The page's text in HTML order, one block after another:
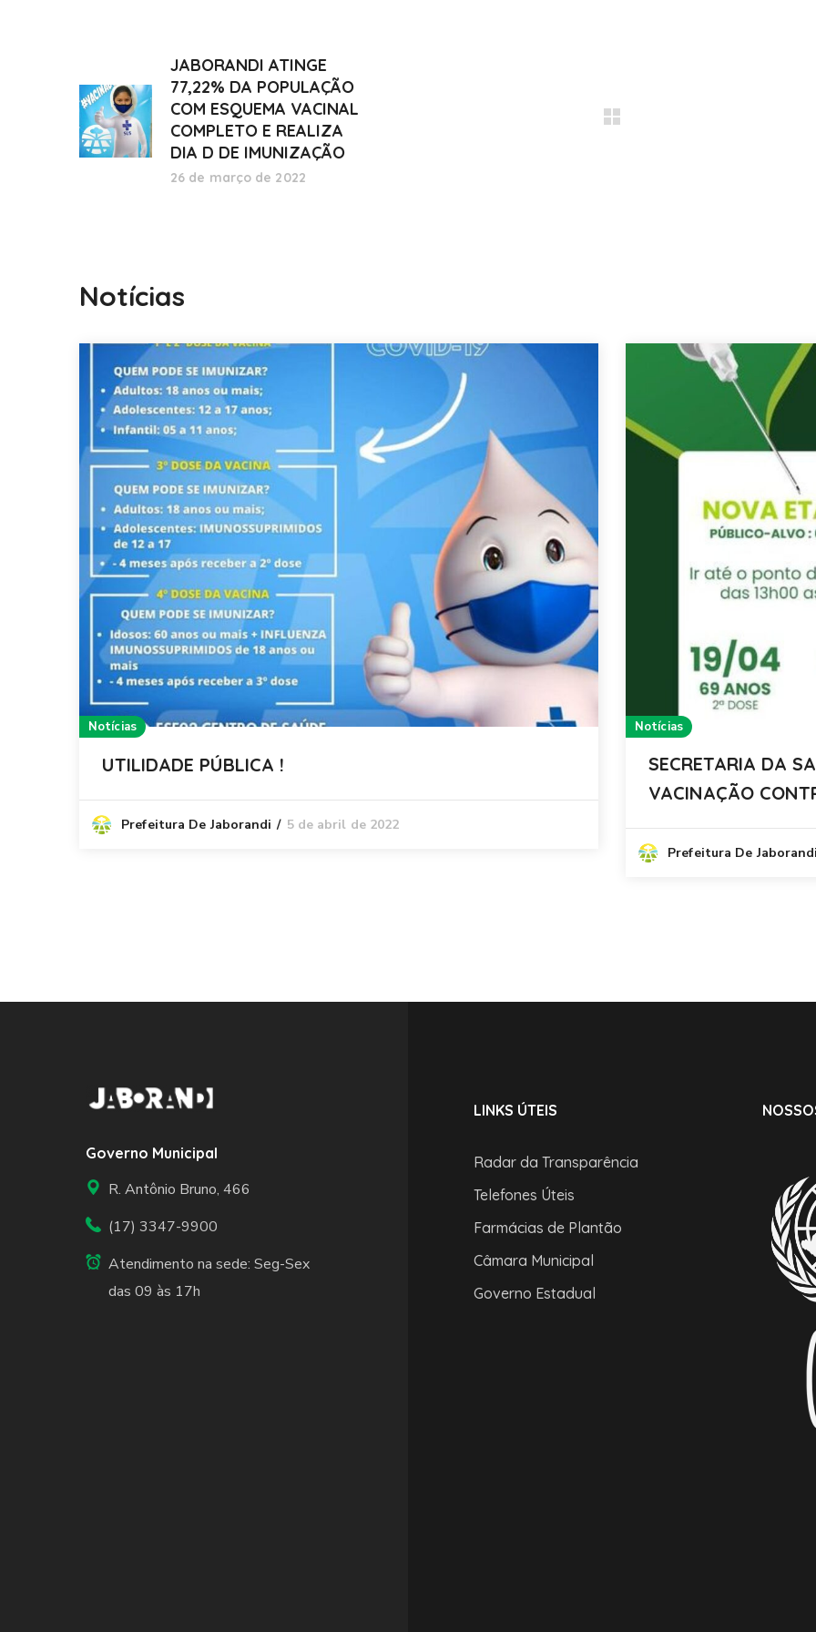
JABORANDI ATINGE
77,22% DA POPULAÇÃO
COM ESQUEMA VACINAL
COMPLETO E REALIZA
DIA D DE IMUNIZAÇÃO
26 de março de 2022
Notícias
Notícias
UTILIDADE PÚBLICA !
Prefeitura De Jaborandi 5 de abril de 2022
Notícias
SECRETARIA DA
VACINAÇÃO
Prefeitura De Jaborandi
Governo Municipal
R. Antônio Bruno, 466
(17) 3347-9900
Atendimento na sede: Seg-Sex
das 09 às 17h
LINKS ÚTEIS
Radar da Transparência
Telefones Úteis
Farmácias de Plantão
Câmara Municipal
Governo Estadual